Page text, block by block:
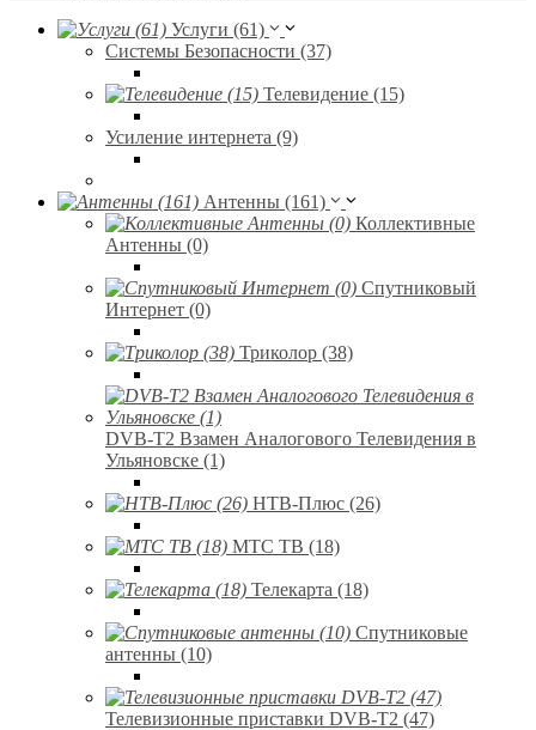
Услуги (61)
Системы Безопасности (37)
Телевидение (15)
Усиление интернета (9)
Антенны (161)
Коллективные
Антенны (0)
Спутниковый
Интернет (0)
Триколор (38)
DVB-T2 Взамен Аналогового Телевидения в
Ульяновске (1)
НТВ-Плюс (26)
МТС ТВ (18)
Телекарта (18)
Спутниковые
антенны (10)
Телевизионные приставки DVB-T2 (47)